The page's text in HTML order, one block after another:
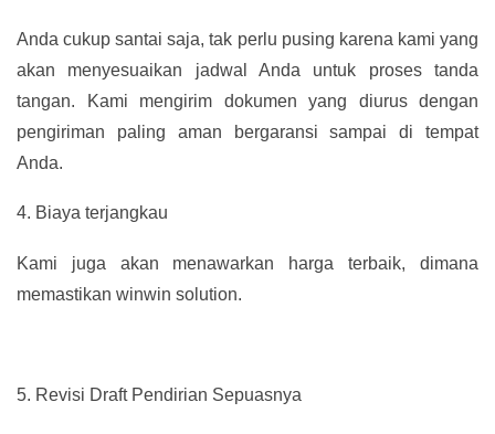
Anda cukup santai saja, tak perlu pusing karena kami yang
akan menyesuaikan jadwal Anda untuk proses tanda
tangan. Kami mengirim dokumen yang diurus dengan
pengiriman paling aman bergaransi sampai di tempat
Anda.
4. Biaya terjangkau
Kami juga akan menawarkan harga terbaik, dimana
memastikan winwin solution.
5. Revisi Draft Pendirian Sepuasnya